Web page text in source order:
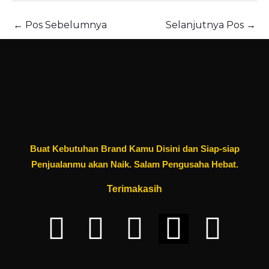
← Pos Sebelumnya Selanjutnya Pos →
Buat Kebutuhan Brand Kamu Disini dan Siap-siap
Penjualanmu akan Naik. Salam Pengusaha Hebat.
Terimakasih
F
a
W
h
I
n
E
n
Y
o